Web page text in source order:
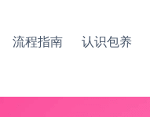
流程指南 认识包养